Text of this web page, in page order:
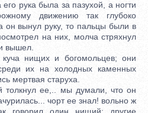
рука была за пазухой, а ногти
движению так глубоко
он вынул руку, то пальцы были в
на них, молча стряхнул
вышел.
нищих и богомольцев; они
их на холодных каменных
мертвая старуха.
ее,.. мы думали, что он
чорт ее знал! вольно ж
говорил один нищий; другие